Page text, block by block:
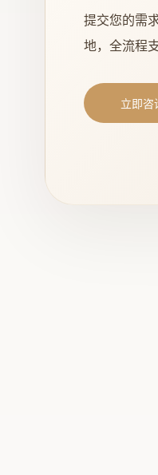
提交您的需
地，全流程
立即咨